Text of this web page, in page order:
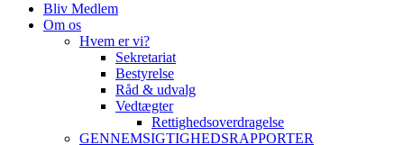
Bliv Medlem
Om os
Hvem er vi?
Sekretariat
Bestyrelse
Råd & udvalg
Vedtægter
Rettighedsoverdragelse
GENNEMSIGTIGHEDSRAPPORTER